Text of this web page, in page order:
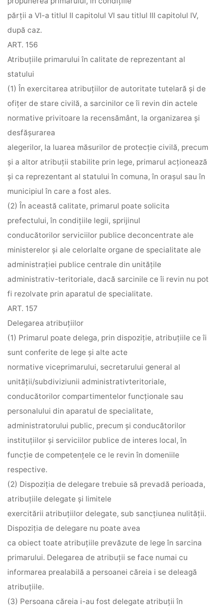
părţii a VI-a titlul II capitolul VI sau titlul III capitolul IV,
după caz.
ART. 156
Atribuţiile primarului în calitate de reprezentant al
statului
(1) În exercitarea atribuţiilor de autoritate tutelară şi de
ofiţer de stare civilă, a sarcinilor ce îi revin din actele
normative privitoare la recensământ, la organizarea şi
desfăşurarea
alegerilor, la luarea măsurilor de protecţie civilă, precum
şi a altor atribuţii stabilite prin lege, primarul acţionează
şi ca reprezentant al statului în comuna, în oraşul sau în
municipiul în care a fost ales.
(2) În această calitate, primarul poate solicita
prefectului, în condiţiile legii, sprijinul
conducătorilor serviciilor publice deconcentrate ale
ministerelor şi ale celorlalte organe de specialitate ale
administraţiei publice centrale din unităţile
administrativ-teritoriale, dacă sarcinile ce îi revin nu pot
fi rezolvate prin aparatul de specialitate.
ART. 157
Delegarea atribuţiilor
(1) Primarul poate delega, prin dispoziţie, atribuţiile ce îi
sunt conferite de lege şi alte acte
normative viceprimarului, secretarului general al
unităţii/subdiviziunii administrativteritoriale,
conducătorilor compartimentelor funcţionale sau
personalului din aparatul de specialitate,
administratorului public, precum şi conducătorilor
instituţiilor şi serviciilor publice de interes local, în
funcţie de competenţele ce le revin în domeniile
respective.
(2) Dispoziţia de delegare trebuie să prevadă perioada,
atribuţiile delegate şi limitele
exercitării atribuţiilor delegate, sub sancţiunea nulităţii.
Dispoziţia de delegare nu poate avea
ca obiect toate atribuţiile prevăzute de lege în sarcina
primarului. Delegarea de atribuţii se face numai cu
informarea prealabilă a persoanei căreia i se deleagă
atribuţiile.
(3) Persoana căreia i-au fost delegate atribuţii în